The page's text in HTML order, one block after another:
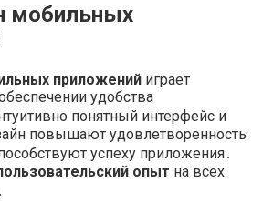
мобильных
приложений играет
удобства
понятный интерфейс и
повышают удовлетворенность
успеху приложения․
опыт на всех